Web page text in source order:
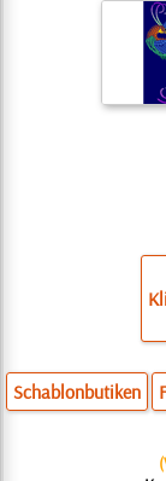
Schablonbutiken